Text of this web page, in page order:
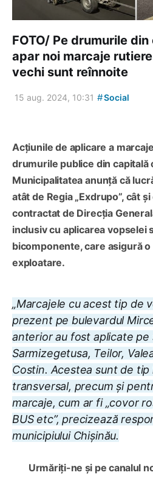
FOTO/ Pe drumurile
apar noi marcaje
vechi sunt reînnoite
15 aug. 2024, 10:31 #Social
Acțiunile de aplicare a
drumurile publice din capitală
Municipalitatea anunță că
atât de Regia „Exdrupo”, cât
contractat de Direcția
inclusiv cu aplicarea vopselei
bicomponente, care asigură
exploatare.
„Marcajele cu acest tip de
prezent pe bulevardul
anterior au fost aplicate pe
Sarmizegetusa, Teilor,
Costin. Acestea sunt de tip
transversal, precum și
marcaje, cum ar fi „covor
BUS etc”, precizează
municipiului Chișinău.
Urmăriți-ne și pe canalul